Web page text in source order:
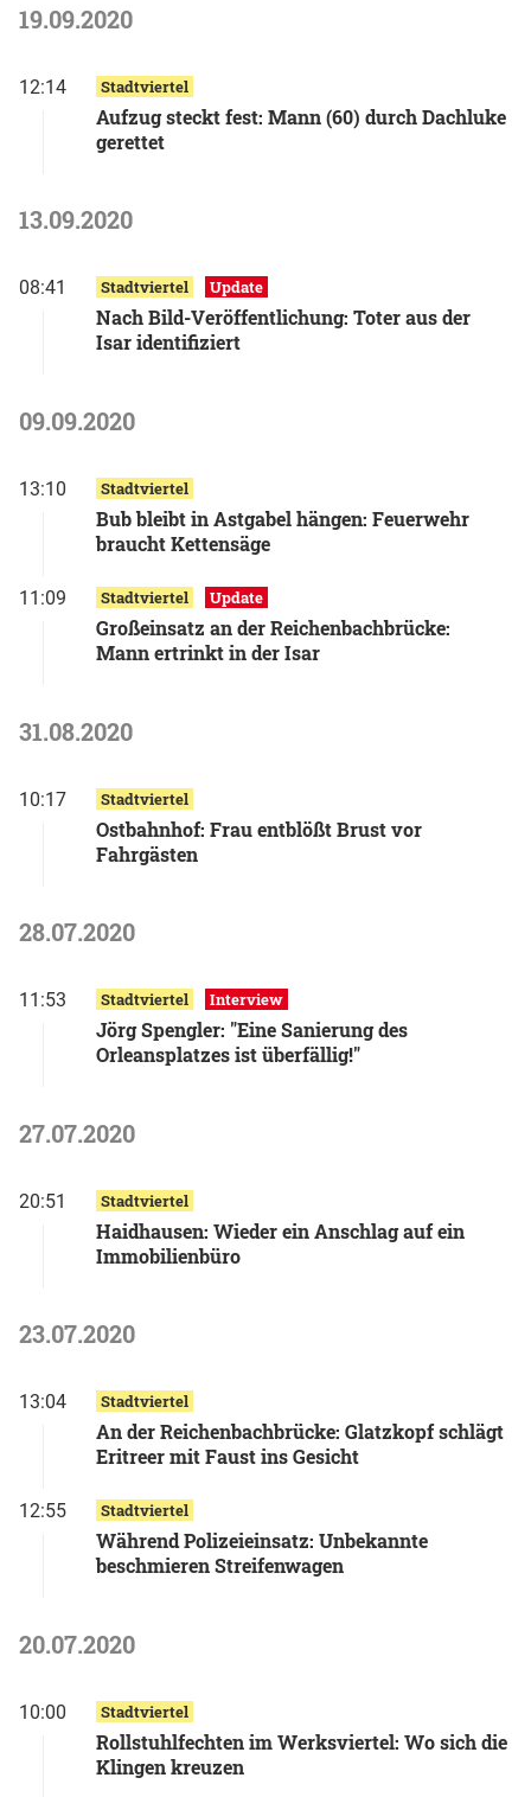
19.09.2020
12:14 Stadtviertel
Aufzug steckt fest: Mann (60) durch Dachluke
gerettet
13.09.2020
08:41 Stadtviertel Update
Nach Bild-Veröffentlichung: Toter aus der
Isar identifiziert
09.09.2020
13:10 Stadtviertel
Bub bleibt in Astgabel hängen: Feuerwehr
braucht Kettensäge
11:09 Stadtviertel Update
Großeinsatz an der Reichenbachbrücke:
Mann ertrinkt in der Isar
31.08.2020
10:17 Stadtviertel
Ostbahnhof: Frau entblößt Brust vor
Fahrgästen
28.07.2020
11:53 Stadtviertel Interview
Jörg Spengler: "Eine Sanierung des
Orleansplatzes ist überfällig!"
27.07.2020
20:51 Stadtviertel
Haidhausen: Wieder ein Anschlag auf ein
Immobilienbüro
23.07.2020
13:04 Stadtviertel
An der Reichenbachbrücke: Glatzkopf schlägt
Eritreer mit Faust ins Gesicht
12:55 Stadtviertel
Während Polizeieinsatz: Unbekannte
beschmieren Streifenwagen
20.07.2020
10:00 Stadtviertel
Rollstuhlfechten im Werksviertel: Wo sich die
Klingen kreuzen